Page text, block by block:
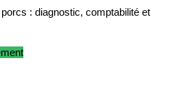
: diagnostic, comptabilité et